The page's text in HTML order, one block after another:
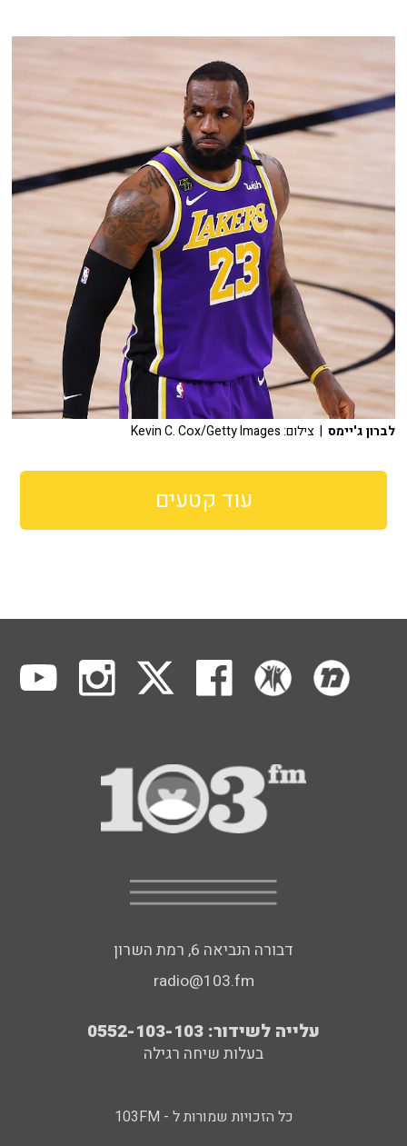
לברון ג'יימס | צילום: Kevin C. Cox/Getty Images
עוד קטעים
דבורה הנביאה 6, רמת השרון
radio@103.fm
עלייה לשידור: 0552-103-103
בעלות שיחה רגילה
כל הזכויות שמורות ל - 103FM